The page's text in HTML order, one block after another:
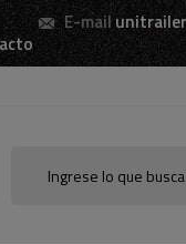
E-mail